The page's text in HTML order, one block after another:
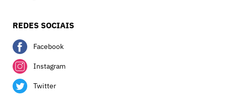
REDES SOCIAIS
Facebook
Instagram
Twitter